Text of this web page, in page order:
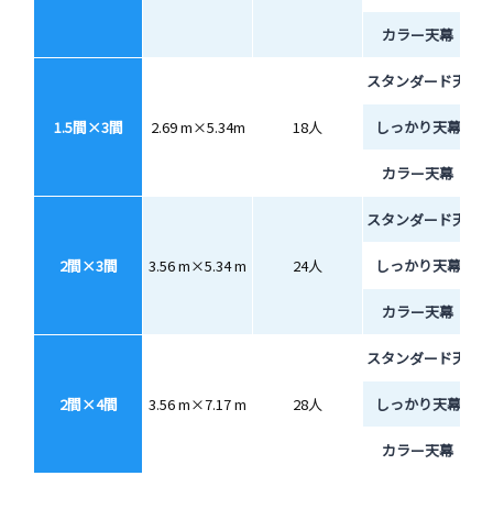
カラー天幕
1.5間×3間 2.69 m×5.34m 18人
スタンダード天幕
しっかり天幕
カラー天幕
2間×3間 3.56 m×5.34 m 24人
スタンダード天幕
しっかり天幕
カラー天幕
2間×4間 3.56 m×7.17 m 28人
スタンダード天幕
しっかり天幕
カラー天幕